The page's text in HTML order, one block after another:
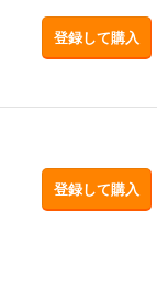
登録して購入
登録して購入